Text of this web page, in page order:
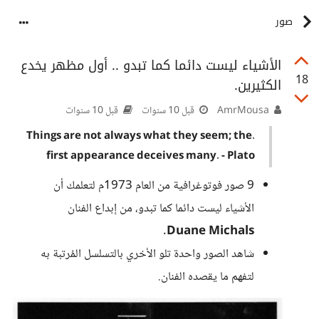
صور
18
الأشياء ليست دائما كما تبدو .. أول مظهر يخدع
الكثيرين.
قبل 10 سنوات قبل 10 سنوات
.Things are not always what they seem; the
first appearance deceives many. - Plato
9 صور فوتوغرافية من العام 1973م لتعلمك أن
الأشياء ليست دائما كما تبدو، من إبداع الفنان
Duane Michals
.
شاهد الصور واحدة تلو الأخري بالتسلسل المُرتبة به
لتفهم ما يقصده الفنان.